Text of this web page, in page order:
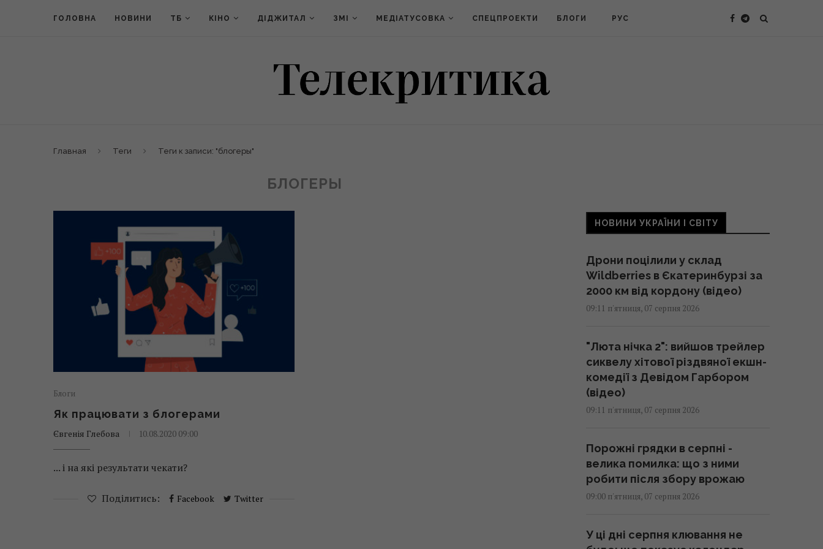
ГОЛОВНА НОВИНИ ТБ КІНО ДІДЖИТАЛ ЗМІ МЕДІАТУСОВКА СПЕЦПРОЕКТИ БЛОГИ РУС
Главная Теги Теги к записи: "блогеры"
БЛОГЕРЫ
Блоги
Як працювати з блогерами
Євгенія Глебова 10.08.2020 09:00
... і на які результати чекати?
Поділитись: Facebook Twitter
НОВИНИ УКРАЇНИ І СВІТУ
Дрони поцілили у склад
Wildberries в Єкатеринбурзі за
2000 км від кордону (відео)
09:11 п'ятниця, 07 серпня 2026
"Люта нічка 2": вийшов трейлер
сиквелу хітової різдвяної екшн-
комедії з Девідом Гарбором
(відео)
09:11 п'ятниця, 07 серпня 2026
Порожні грядки в серпні -
велика помилка: що з ними
робити після збору врожаю
09:00 п'ятниця, 07 серпня 2026
У ці дні серпня клювання не